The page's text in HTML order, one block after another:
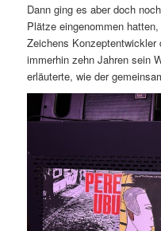
Dann ging es aber doch
Plätze eingenommen
Zeichens Konzeptentwickler
immerhin zehn Jahren sein
erläuterte, wie der